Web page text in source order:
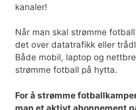
kanaler!
Når man skal strømme
det over datatrafikk eller
Både mobil, laptop og
strømme fotball på hytta.
For å strømme
man et aktivt abonnement